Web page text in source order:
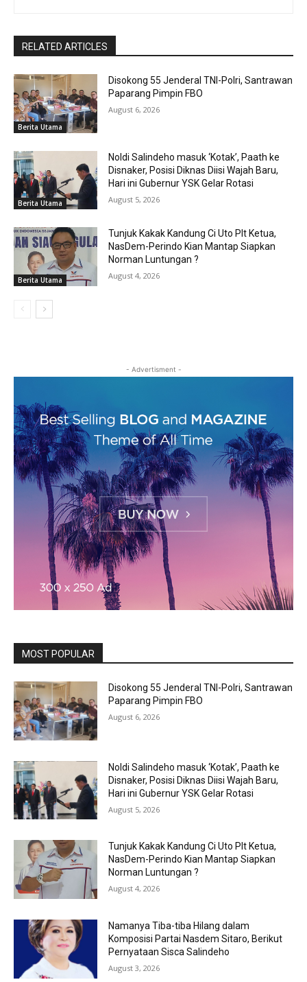
RELATED ARTICLES
Berita Utama
Disokong 55 Jenderal TNI-Polri, Santrawan
Paparang Pimpin FBO
August 6, 2026
Berita Utama
Noldi Salindeho masuk ‘Kotak’, Paath ke
Disnaker, Posisi Diknas Diisi Wajah Baru,
Hari ini Gubernur YSK Gelar Rotasi
August 5, 2026
Berita Utama
Tunjuk Kakak Kandung Ci Uto Plt Ketua,
NasDem-Perindo Kian Mantap Siapkan
Norman Luntungan ?
August 4, 2026
- Advertisment -
MOST POPULAR
Disokong 55 Jenderal TNI-Polri, Santrawan
Paparang Pimpin FBO
August 6, 2026
Noldi Salindeho masuk ‘Kotak’, Paath ke
Disnaker, Posisi Diknas Diisi Wajah Baru,
Hari ini Gubernur YSK Gelar Rotasi
August 5, 2026
Tunjuk Kakak Kandung Ci Uto Plt Ketua,
NasDem-Perindo Kian Mantap Siapkan
Norman Luntungan ?
August 4, 2026
Namanya Tiba-tiba Hilang dalam
Komposisi Partai Nasdem Sitaro, Berikut
Pernyataan Sisca Salindeho
August 3, 2026